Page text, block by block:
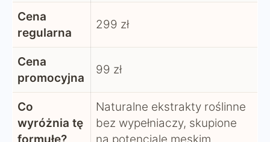
Cena
regularna
299 zł
Cena
promocyjna
99 zł
Co
wyróżnia tę
Naturalne ekstrakty roślinne
bez wypełniaczy, skupione